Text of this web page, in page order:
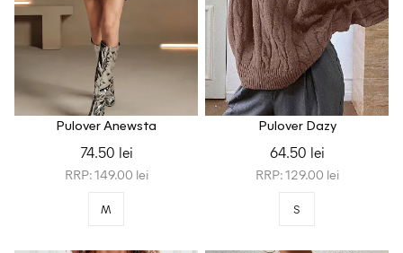
Pulover Anewsta
74.50 lei
RRP: 149.00 lei
M
Pulover Dazy
64.50 lei
RRP: 129.00 lei
S